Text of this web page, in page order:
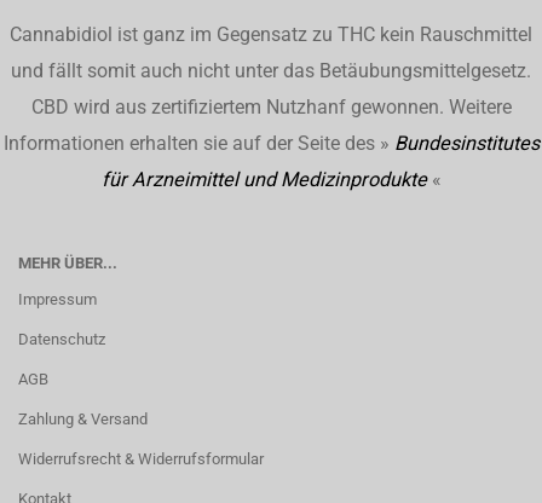
Cannabidiol ist ganz im Gegensatz zu THC kein Rauschmittel
und fällt somit auch nicht unter das Betäubungsmittelgesetz.
CBD wird aus zertifiziertem Nutzhanf gewonnen. Weitere
Informationen erhalten sie auf der Seite des » Bundesinstitutes
für Arzneimittel und Medizinprodukte«
MEHR ÜBER...
Impressum
Datenschutz
AGB
Zahlung & Versand
Widerrufsrecht & Widerrufsformular
Kontakt